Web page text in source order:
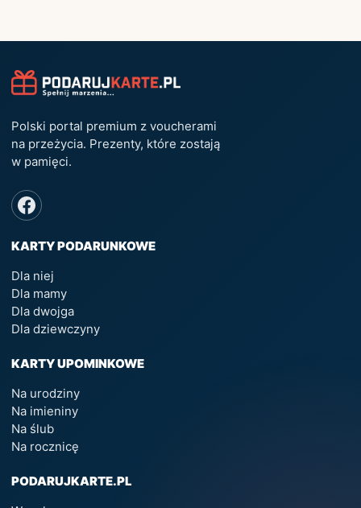
Polski portal premium z voucherami
na przeżycia. Prezenty, które zostają
w pamięci.
KARTY PODARUNKOWE
Dla niej
Dla mamy
Dla dwojga
Dla dziewczyny
KARTY UPOMINKOWE
Na urodziny
Na imieniny
Na ślub
Na rocznicę
PODARUJKARTE.PL